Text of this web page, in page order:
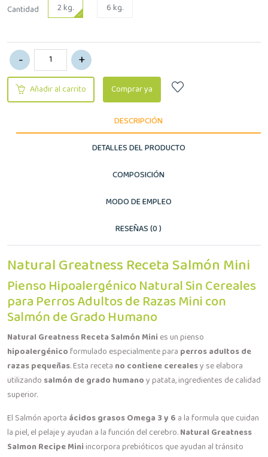
Cantidad 2 kg. 6 kg.
Añadir al carrito Comprar ya
DESCRIPCIÓN
DETALLES DEL PRODUCTO
COMPOSICIÓN
MODO DE EMPLEO
RESEÑAS (0 )
Natural Greatness Receta Salmón Mini
Pienso Hipoalergénico Natural Sin Cereales
para Perros Adultos de Razas Mini con
Salmón de Grado Humano
Natural Greatness Receta Salmón Minies un pienso
hipoalergénicoformulado especialmente para perros adultos de
razas pequeñas. Esta receta no contiene cerealesy se elabora
utilizando salmón de grado humanoy patata, ingredientes de calidad
superior.
El Salmón aporta ácidos grasos Omega 3 y 6 a la formula que cuidan
la piel, el pelaje y ayudan a la función del cerebro.Natural Greatness
Salmon Recipe Miniincorpora prebióticos que ayudan al tránsito